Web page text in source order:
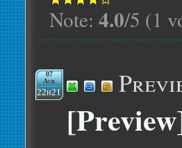
Note: 4.0/5 (1
07
Avr
22h21